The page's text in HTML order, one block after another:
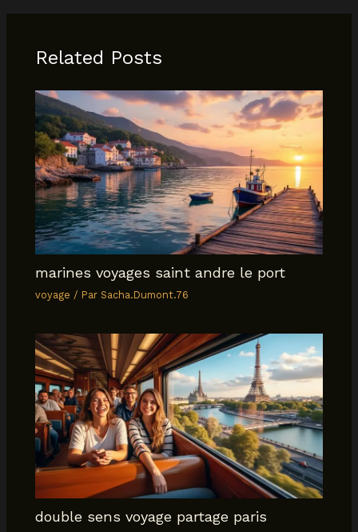
Related Posts
marines voyages saint andre le port
voyage / ParSacha.Dumont.76
double sens voyage partage paris